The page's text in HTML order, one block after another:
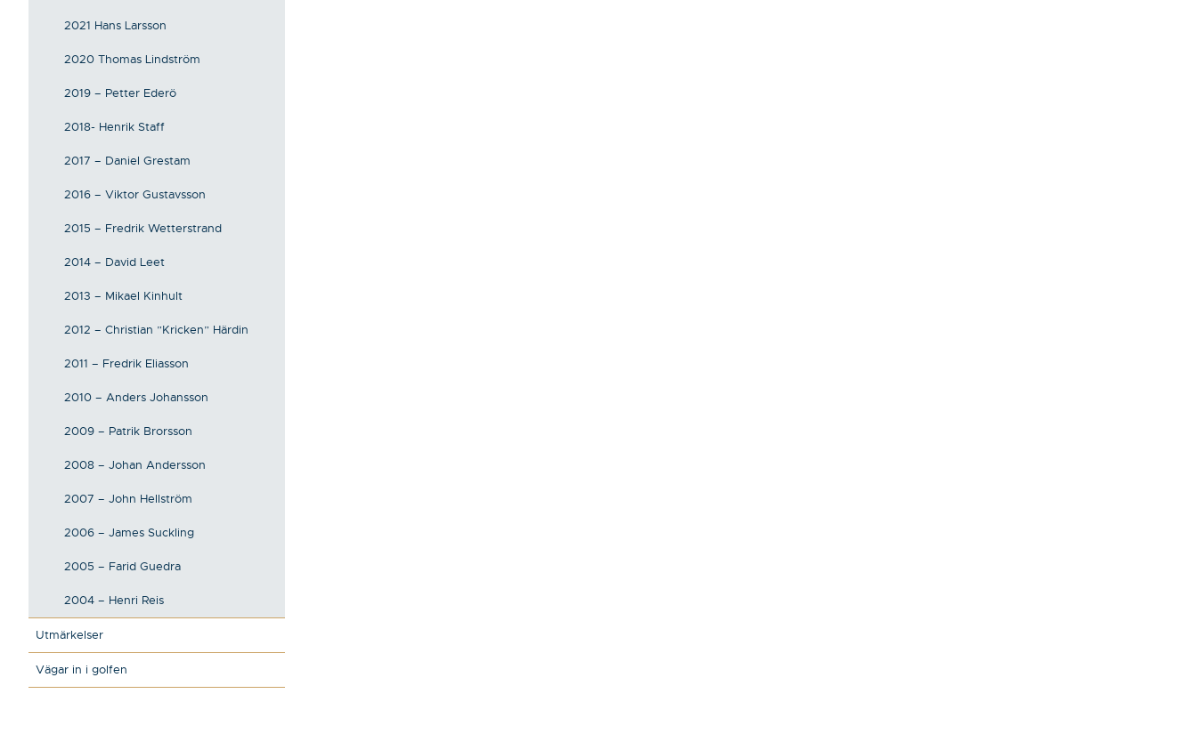
2021 Hans Larsson
2020 Thomas Lindström
2019 – Petter Ederö
2018- Henrik Staff
2017 – Daniel Grestam
2016 – Viktor Gustavsson
2015 – Fredrik Wetterstrand
2014 – David Leet
2013 – Mikael Kinhult
2012 – Christian ”Kricken” Härdin
2011 – Fredrik Eliasson
2010 – Anders Johansson
2009 – Patrik Brorsson
2008 – Johan Andersson
2007 – John Hellström
2006 – James Suckling
2005 – Farid Guedra
2004 – Henri Reis
Utmärkelser
Vägar in i golfen